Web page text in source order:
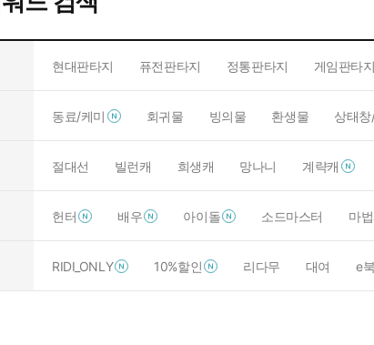
현대판타지 퓨전판타지 정통판타지 게임판타지
동료/케미 회귀물 빙의물 환생물 상태
절대선 빌런캐 희생캐 망나니 계략캐
헌터 배우 아이돌 소드마스터 마
RIDI_ONLY 10%할인 리다무 대여 e북